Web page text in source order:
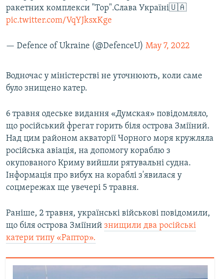
ракетних комплекси "Тор".Слава Україні🇺🇦
pic.twitter.com/VqYJksxKge
— Defence of Ukraine (@DefenceU) May 7, 2022
Водночас у міністерстві не уточнюють, коли саме
було знищено катер.
6 травня одеське видання «Думская» повідомляло,
що російський фрегат горить біля острова Зміїний.
Над цим районом акваторії Чорного моря кружляла
російська авіація, на допомогу кораблю з
окупованого Криму вийшли рятувальні судна.
Інформація про вибух на кораблі з'явилася у
соцмережах ще увечері 5 травня.
Раніше, 2 травня, українські військові повідомили,
що біля острова Зміїний знищили два російські
катери типу «Раптор».